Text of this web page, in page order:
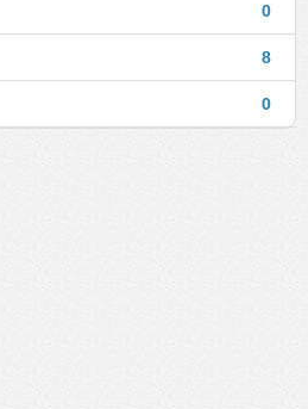
0
8
0